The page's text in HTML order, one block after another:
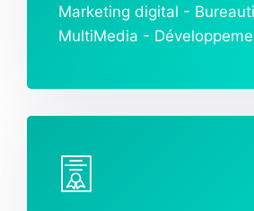
Marketing digital -
MultiMedia -